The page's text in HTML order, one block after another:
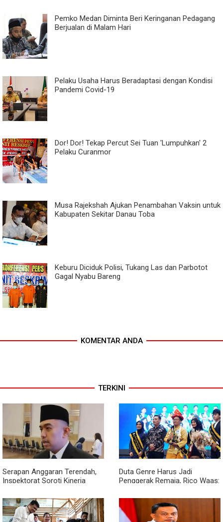
Pemko Medan Diminta Beri Keringanan Pedagang
Berjualan di Malam Hari
Pelaku Usaha Harus Beradaptasi dengan Kondisi
Pandemi Covid-19
Dor! Dor! Tekap Percut Sei Tuan 'Lumpuhkan' 2
Pelaku Curanmor
Musa Rajekshah Ajukan Penambahan Vaksin untuk
Kabupaten Sekitar Danau Toba
Keburu Diciduk Polisi, Tukang Las dan Parbotot
Gagal Nyabu Bareng
KOMENTAR ANDA
TERKINI
Serapan Anggaran Terendah,
Inspektorat Soroti Kinerja
Duta Genre Harus Jadi
Penggerak Remaja, Rico Waas:
Acara